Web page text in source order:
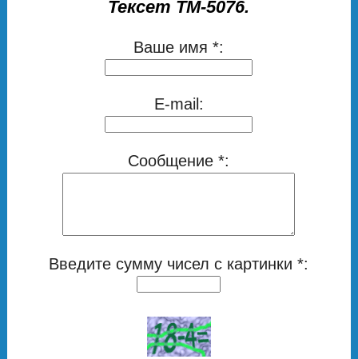
Тексет ТМ-5076.
Ваше имя *:
E-mail:
Сообщение *:
Введите сумму чисел с картинки *: